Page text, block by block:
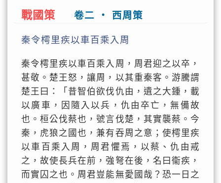
戰國策 卷二 ‧ 西周策
秦令樗里疾以車百乘入周
秦令樗里疾以車百乘入周，周君迎之以卒，
甚敬。楚王怒，讓周，以其重秦客。游騰謂
楚王曰：「昔智伯欲伐仇由，遺之大鍾，載
以廣車，因隨入以兵，仇由卒亡，無備故
也。桓公伐蔡也，號言伐楚，其實襲蔡。今
秦，虎狼之國也，兼有吞周之意；使樗里疾
以車百乘入周，周君懼焉，以蔡、仇由戒
之，故使長兵在前，強弩在後，名曰衞疾，
而實囚之也。周君豈能無愛國哉？恐一日之